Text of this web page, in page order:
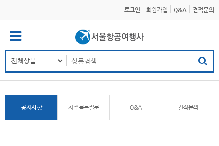
로그인 회원가입 Q&A 견적문의
공지사항 자주묻는질문 Q&A 견적문의